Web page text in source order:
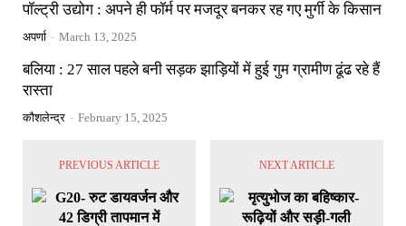
पॉल्ट्री उद्योग : अपने ही फॉर्म पर मजदूर बनकर रह गए मुर्गी के किसान
अपर्णा - March 13, 2025
बलिया : 27 साल पहले बनी सड़क झाड़ियों में हुई गुम ग्रामीण ढूंढ रहे हैं
रास्ता
कौशलेन्द्र - February 15, 2025
PREVIOUS ARTICLE NEXT ARTICLE